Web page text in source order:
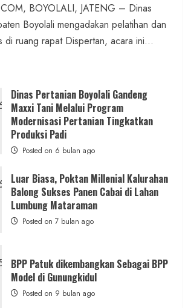
BOYOLALI, JATENG – Dinas
Boyolali mengadakan pelatihan dan
di ruang rapat Dispertan, acara ini...
Dinas Pertanian Boyolali Gandeng
Maxxi Tani Melalui Program
Modernisasi Pertanian Tingkatkan
Produksi Padi
Posted on 6 bulan ago
Luar Biasa, Poktan Millenial Kalurahan
Balong Sukses Panen Cabai di Lahan
Lumbung Mataraman
Posted on 7 bulan ago
BPP Patuk dikembangkan Sebagai BPP
Model di Gunungkidul
Posted on 9 bulan ago